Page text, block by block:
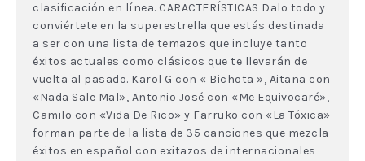
clasificación en línea. CARACTERÍSTICAS Dalo todo y
conviértete en la superestrella que estás destinada
a ser con una lista de temazos que incluye tanto
éxitos actuales como clásicos que te llevarán de
vuelta al pasado. Karol G con « Bichota », Aitana con
«Nada Sale Mal», Antonio José con «Me Equivocaré»,
Camilo con «Vida De Rico» y Farruko con «La Tóxica»
forman parte de la lista de 35 canciones que mezcla
éxitos en español con exitazos de internacionales